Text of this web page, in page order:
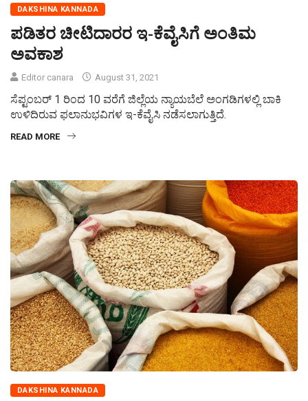
DAKSHINA KANNADA
ಪಡಿತರ ಚೀಟಿದಾರರ ಇ-ಕೆವೈಸಿಗೆ ಅಂತಿಮ
ಅವಕಾಶ
Editor canara August 31, 2021
ಸೆಪ್ಟಂಬರ್ 1 ರಿಂದ 10 ವರೆಗೆ ಜಿಲ್ಲೆಯ ನ್ಯಾಯಬೆಲೆ ಅಂಗಡಿಗಳಲ್ಲಿ ಬಾಕಿ
ಉಳಿದಿರುವ ಫಲಾನುಭವಿಗಳ ಇ-ಕೆವೈಸಿ ನಡೆಸಲಾಗುತ್ತಿದೆ.
READ MORE
DAKSHINA KANNADA